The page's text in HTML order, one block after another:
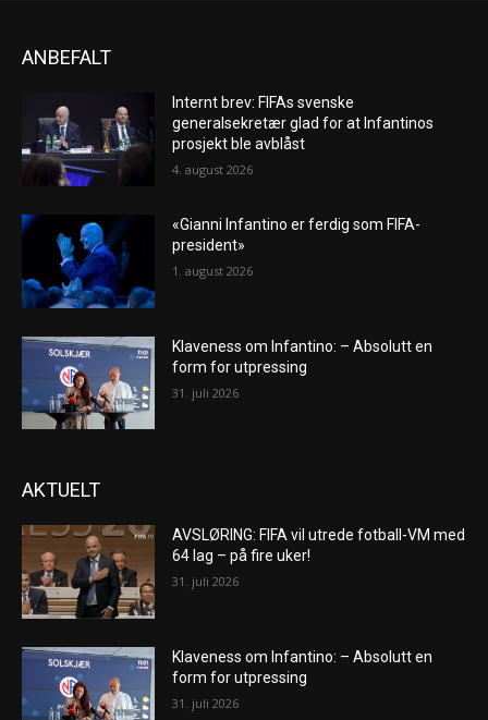
ANBEFALT
Internt brev: FIFAs svenske
generalsekretær glad for at Infantinos
prosjekt ble avblåst
4. august 2026
«Gianni Infantino er ferdig som FIFA-
president»
1. august 2026
Klaveness om Infantino: – Absolutt en
form for utpressing
31. juli 2026
AKTUELT
AVSLØRING: FIFA vil utrede fotball-VM med
64 lag – på fire uker!
31. juli 2026
Klaveness om Infantino: – Absolutt en
form for utpressing
31. juli 2026